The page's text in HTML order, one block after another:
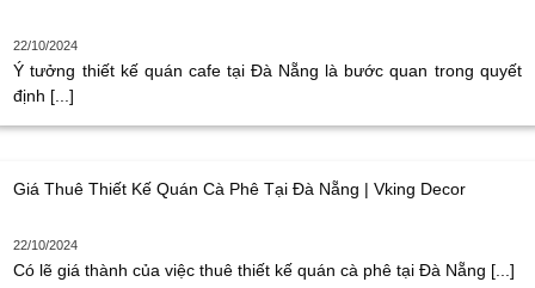
22/10/2024
Ý tưởng thiết kế quán cafe tại Đà Nẵng là bước quan trong quyết
định [...]
Giá Thuê Thiết Kế Quán Cà Phê Tại Đà Nẵng | Vking Decor
22/10/2024
Có lẽ giá thành của việc thuê thiết kế quán cà phê tại Đà Nẵng [...]